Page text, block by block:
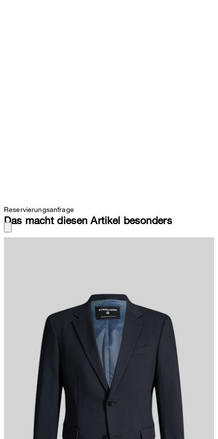
Reservierungsanfrage
Das macht diesen Artikel besonders